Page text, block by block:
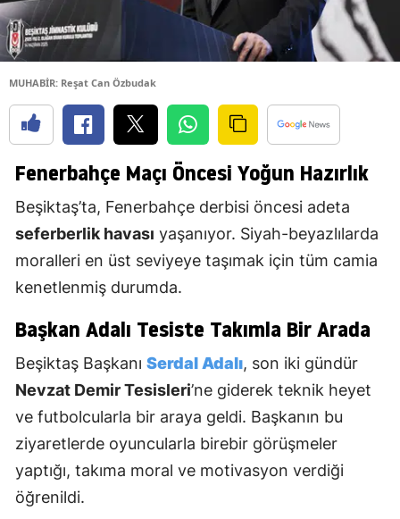
MUHABİR: Reşat Can Özbudak
Fenerbahçe Maçı Öncesi Yoğun Hazırlık
Beşiktaş’ta, Fenerbahçe derbisi öncesi adeta
seferberlik havası yaşanıyor. Siyah-beyazlılarda
moralleri en üst seviyeye taşımak için tüm camia
kenetlenmiş durumda.
Başkan Adalı Tesiste Takımla Bir Arada
Beşiktaş Başkanı Serdal Adalı, son iki gündür
Nevzat Demir Tesisleri’ne giderek teknik heyet
ve futbolcularla bir araya geldi. Başkanın bu
ziyaretlerde oyuncularla birebir görüşmeler
yaptığı, takıma moral ve motivasyon verdiği
öğrenildi.